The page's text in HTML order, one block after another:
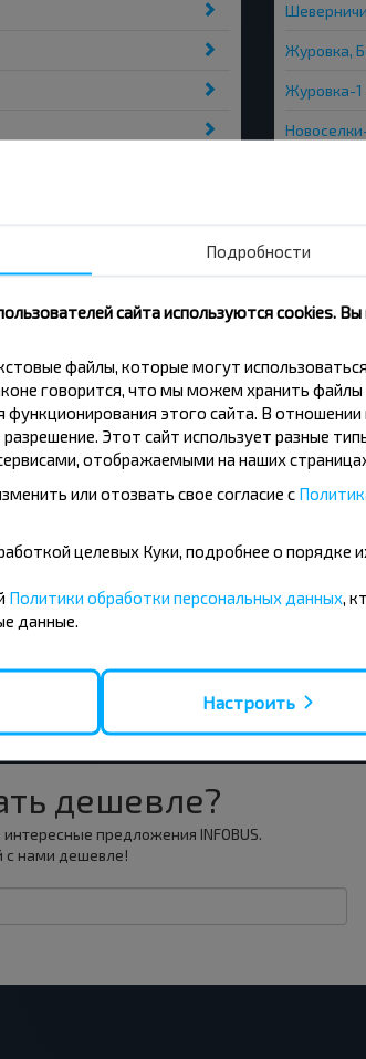
Журовка,
Журовка-
Янтарь С/
Новоселки-1
+19°C Утро
+25°C
+19°C Вечер
+18°C
+20°C
+15°C
дешевле?
предложения INFOBUS.
с нами дешевле!
Подробности
сайта используются cookies.
файлы, которые могут
говорится, что мы можем хранить файлы
этого сайта. В отношении
Этот сайт использует разные
отображаемыми на наших
или отозвать свое согласие с
целевых Куки, подробнее о
Политики обработки персональных данных ,
данные.
Настроить